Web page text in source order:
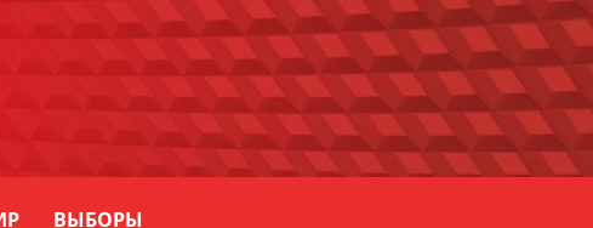
ВЫБОРЫ